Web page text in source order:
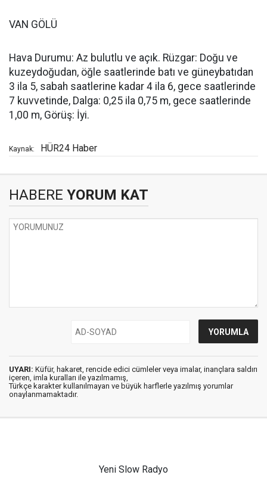
VAN GÖLÜ
Hava Durumu: Az bulutlu ve açık. Rüzgar: Doğu ve
kuzeydoğudan, öğle saatlerinde batı ve güneybatıdan
3 ila 5, sabah saatlerine kadar 4 ila 6, gece saatlerinde
7 kuvvetinde, Dalga: 0,25 ila 0,75 m, gece saatlerinde
1,00 m, Görüş: İyi.
Kaynak: HÜR24 Haber
HABERE YORUM KAT
UYARI: Küfür, hakaret, rencide edici cümleler veya imalar, inançlara saldırı
içeren, imla kuralları ile yazılmamış,
Türkçe karakter kullanılmayan ve büyük harflerle yazılmış yorumlar
onaylanmamaktadır.
Yeni Slow Radyo